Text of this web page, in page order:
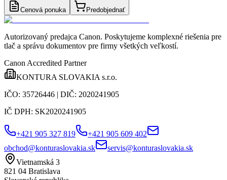
Cenová ponuka Predobjednať
Autorizovaný predajca Canon. Poskytujeme komplexné riešenia pre
tlač a správu dokumentov pre firmy všetkých veľkostí.
Canon Accredited Partner
KONTURA SLOVAKIA s.r.o.
IČO: 35726446 | DIČ: 2020241905
IČ DPH: SK2020241905
+421 905 327 819
+421 905 609 402
obchod@konturaslovakia.sk
servis@konturaslovakia.sk
Vietnamská 3
821 04 Bratislava